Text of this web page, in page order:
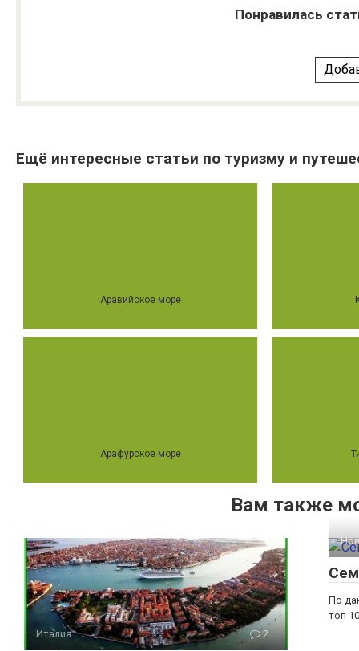
Понравилась
Ещё интересные статьи по туризму и
Аравийское море
Арафурское море
Вам также
Италия 2
По
топ